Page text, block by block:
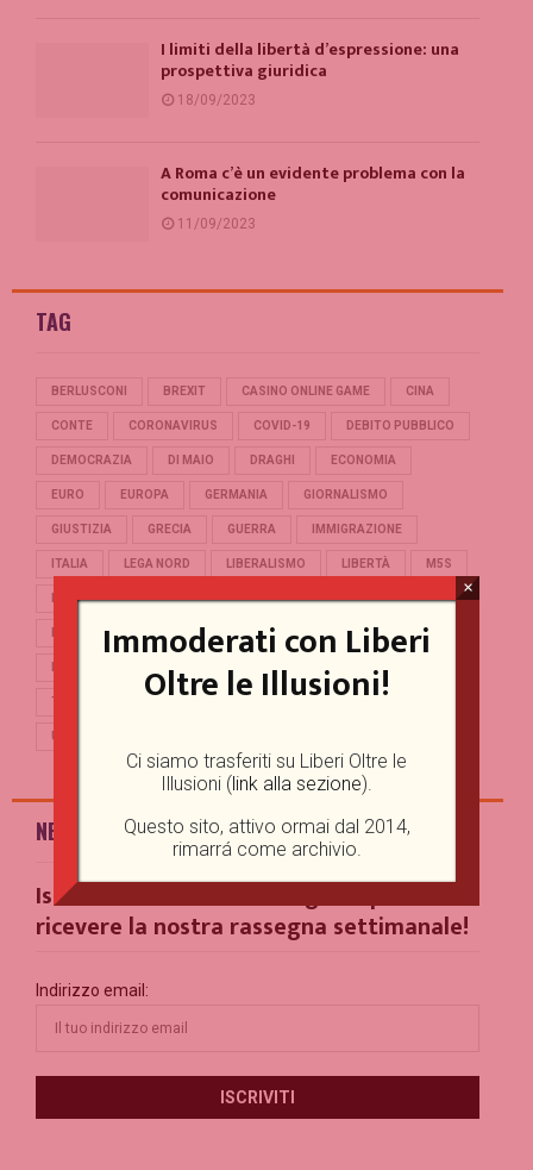
I limiti della libertà d’espressione: una
prospettiva giuridica
18/09/2023
A Roma c’è un evidente problema con la
comunicazione
11/09/2023
TAG
BERLUSCONI BREXIT CASINO ONLINE GAME CINA
CONTE CORONAVIRUS COVID-19 DEBITO PUBBLICO
DEMOCRAZIA DI MAIO DRAGHI ECONOMIA
EURO EUROPA GERMANIA GIORNALISMO
GIUSTIZIA GRECIA GUERRA IMMIGRAZIONE
ITALIA LEGA NORD LIBERALISMO LIBERTÀ M5S
MERKEL OCCIDENTE PD POLITICA POPULISMO
REFERENDUM RENZI REPUBBLICA
SALVINI SCUOLA STORIA TERRORISMO
TRUMP
UNIONE EUROPEA
NEWSLETTER
Iscriviti alla nostra Mailing List per
ricevere la nostra rassegna settimanale!
Indirizzo email:
Immoderati con Liberi
Oltre le Illusioni!
Ci siamo trasferiti su Liberi Oltre le
Illusioni (link alla sezione).
Questo sito, attivo ormai dal 2014,
rimarrá come archivio.
×